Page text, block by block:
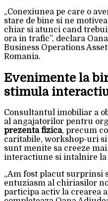
„Conexiunea pe care o
stare de bine si ne
chiar si atunci cand
ora in trafic”, declara
Business Operations
Romania.
Evenimente la
stimula
Consultantul imobiliar a
al angajatorilor pentru
prezenta fizica, precum
caritabile, workshop-uri
sunt menite sa creeze
interactiune si intalnire la
„Am fost placut surprinsi
entuziasm al chiriasilor
participa activ la crearea